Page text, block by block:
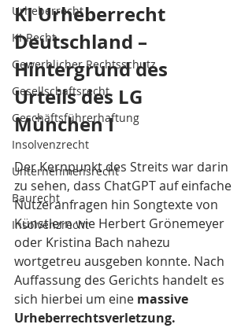
Urheberrecht
KI-Recht
Gewerblicher Rechtsschutz
Gesellschaftsrecht
Geschäftsführerhaftung
Insolvenzrecht
Unternehmensrecht
Baurecht
Insolvenzrecht
KI Urheberrecht
Deutschland –
Hintergrund des
Urteils des LG
München I
Der Kernpunkt des Streits war darin
zu sehen, dass ChatGPT auf einfache
Nutzeranfragen hin Songtexte von
Künstlern wie Herbert Grönemeyer
oder Kristina Bach nahezu
wortgetreu ausgeben konnte. Nach
Auffassung des Gerichts handelt es
sich hierbei um eine massive
Urheberrechtsverletzung.